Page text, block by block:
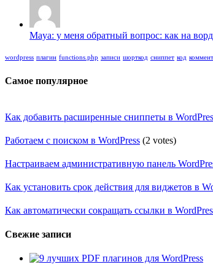
Maya: у меня обратный вопрос: как на
wordpress плагин functions.php записи шорткод сниппет код
Самое популярное
Как добавить расширенные сниппеты в
Работаем с поиском в WordPress (2 votes)
Настраиваем административную панель
Как установить срок действия для виджетов в
Как автоматически сокращать ссылки в
Свежие записи